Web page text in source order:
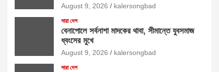
August 9, 2026 kalersongbad
সারা দেশ
বেনাপোলে সর্বনাশা মাদকের থাবা, সীমান্তে যুবসমাজ
ধ্বংসের মুখে
August 9, 2026 kalersongbad
সারা দেশ